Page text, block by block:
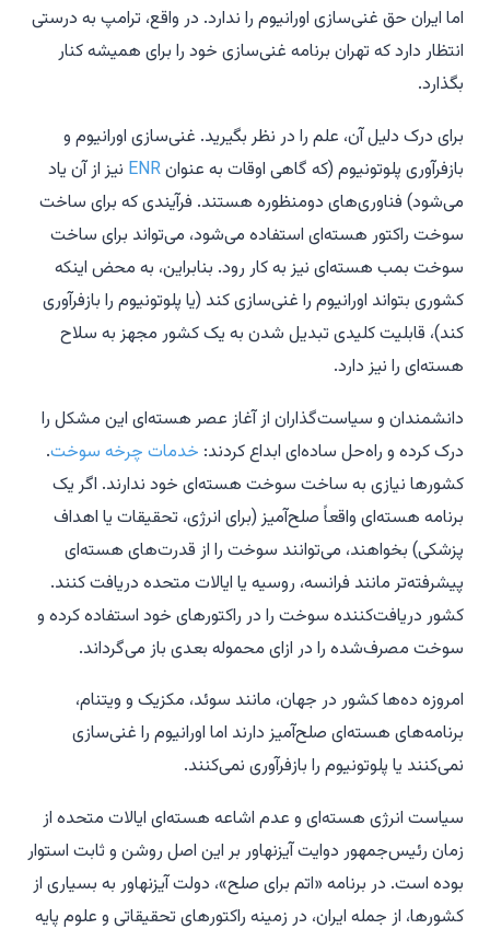
اما ایران حق غنی‌سازی اورانیوم را ندارد. در واقع، ترامپ به درستی
انتظار دارد که تهران برنامه غنی‌سازی خود را برای همیشه کنار
بگذارد.
برای درک دلیل آن، علم را در نظر بگیرید. غنی‌سازی اورانیوم و
بازفرآوری پلوتونیوم (که گاهی اوقات به عنوانENR نیز از آن یاد
می‌شود) فناوری‌های دومنظوره هستند. فرآیندی که برای ساخت
سوخت راکتور هسته‌ای استفاده می‌شود، می‌تواند برای ساخت
سوخت بمب هسته‌ای نیز به کار رود. بنابراین، به محض اینکه
کشوری بتواند اورانیوم را غنی‌سازی کند (یا پلوتونیوم را بازفرآوری
کند)، قابلیت کلیدی تبدیل شدن به یک کشور مجهز به سلاح
هسته‌ای را نیز دارد.
دانشمندان و سیاست‌گذاران از آغاز عصر هسته‌ای این مشکل را
درک کرده و راه‌حل ساده‌ای ابداع کردند: خدمات چرخه سوخت.
کشورها نیازی به ساخت سوخت هسته‌ای خود ندارند. اگر یک
برنامه هسته‌ای واقعاً صلح‌آمیز (برای انرژی، تحقیقات یا اهداف
پزشکی) بخواهند، می‌توانند سوخت را از قدرت‌های هسته‌ای
پیشرفته‌تر مانند فرانسه، روسیه یا ایالات متحده دریافت کنند.
کشور دریافت‌کننده سوخت را در راکتورهای خود استفاده کرده و
سوخت مصرف‌شده را در ازای محموله بعدی باز می‌گرداند.
امروزه ده‌ها کشور در جهان، مانند سوئد، مکزیک و ویتنام،
برنامه‌های هسته‌ای صلح‌آمیز دارند اما اورانیوم را غنی‌سازی
نمی‌کنند یا پلوتونیوم را بازفرآوری نمی‌کنند.
سیاست انرژی هسته‌ای و عدم اشاعه هسته‌ای ایالات متحده از
زمان رئیس‌جمهور دوایت آیزنهاور بر این اصل روشن و ثابت استوار
بوده است. در برنامه «اتم برای صلح»، دولت آیزنهاور به بسیاری از
کشورها، از جمله ایران، در زمینه راکتورهای تحقیقاتی و علوم پایه